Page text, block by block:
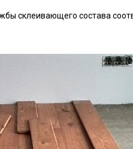
склеивающего состава